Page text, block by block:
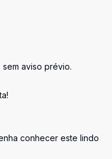
aviso prévio.
conhecer este lindo